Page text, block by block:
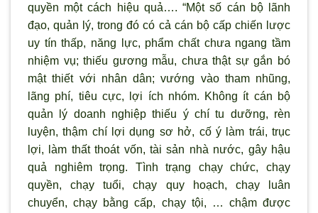
quyền một cách hiệu quả…. “Một số cán bộ l ãnh
đạo, quản lý, trong đó có cả cán bộ cấp chiến lược
uy tín thấp, năng lực, phẩm chất chưa ngang tầm
nhiệm vụ; thiếu gương mẫu, chưa thật sự gắn bó
mật thiết với nhân dân; vướng vào tham nhũng,
lãng phí, tiêu cực, lợi ích nhóm. Không ít cán bộ
quản lý doanh nghiệp thiếu ý chí tu dưỡng, rèn
luyện, thậm chí lợi dụng sơ hở, cố ý làm trái, trục
lợi, làm thất thoát vốn, tài sản nhà nước, gây hậu
quả nghiêm trọng. Tình trạng chạy chức, chạy
quyền, chạy tuổi, chạy quy hoạch, chạy luân
chuyển, chạy bằng cấp, chạy tội, … chậm được